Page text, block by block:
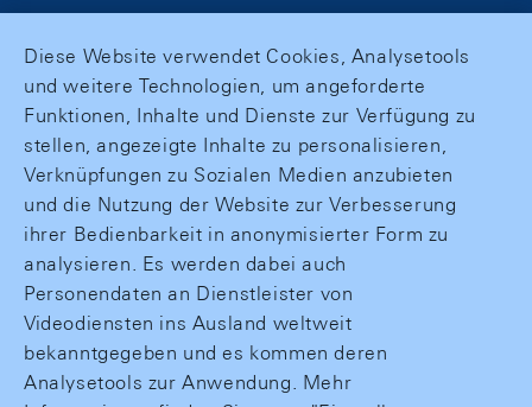
Diese Website verwendet Cookies, Analysetools
und weitere Technologien, um angeforderte
Funktionen, Inhalte und Dienste zur Verfügung zu
stellen, angezeigte Inhalte zu personalisieren,
Verknüpfungen zu Sozialen Medien anzubieten
und die Nutzung der Website zur Verbesserung
ihrer Bedienbarkeit in anonymisierter Form zu
analysieren. Es werden dabei auch
Personendaten an Dienstleister von
Videodiensten ins Ausland weltweit
bekanntgegeben und es kommen deren
Analysetools zur Anwendung. Mehr